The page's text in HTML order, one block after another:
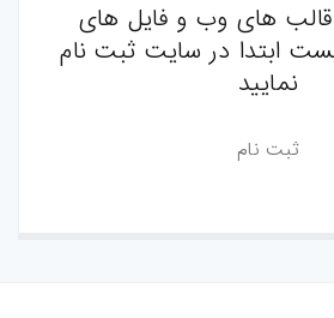
های وب و فایل های
ابتدا در سایت ثبت نام
نمایید
ثبت نام